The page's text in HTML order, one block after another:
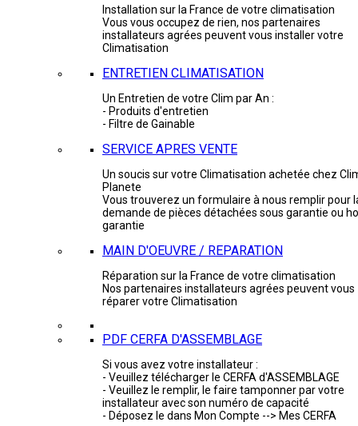
Installation sur la France de votre climatisation
Vous vous occupez de rien, nos partenaires
installateurs agrées peuvent vous installer votre
Climatisation
ENTRETIEN CLIMATISATION
Un Entretien de votre Clim par An :
- Produits d'entretien
- Filtre de Gainable
SERVICE APRES VENTE
Un soucis sur votre Climatisation achetée chez
Planete
Vous trouverez un formulaire à nous remplir pour
demande de pièces détachées sous garantie ou
garantie
MAIN D'OEUVRE / REPARATION
Réparation sur la France de votre climatisation
Nos partenaires installateurs agrées peuvent vous
réparer votre Climatisation
PDF CERFA D'ASSEMBLAGE
Si vous avez votre installateur :
- Veuillez télécharger le CERFA d'ASSEMBLAGE
- Veuillez le remplir, le faire tamponner par votre
installateur avec son numéro de capacité
- Déposez le dans Mon Compte --> Mes CERFA